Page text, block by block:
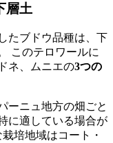
層土
たブドウ品種は、下
このテロワールに
ネ、ムニエの3つの
ーニュ地方の畑ごと
に適している場合が
培地域はコート・